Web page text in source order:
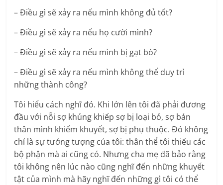
– Điều gì sẽ xảy ra nếu mình không đủ tốt?
– Điều gì sẽ xảy ra nếu họ cười mình?
– Điều gì sẽ xảy ra nếu mình bị gạt bò?
– Điều gì sẽ xảy ra nếu mình không thể duy trì
những thành công?
Tôi hiểu cách nghĩ đó. Khi lớn lên tôi đã phải đương
đầu với nỗi sợ khủng khiếp sợ bị loại bỏ, sợ bản
thân mình khiếm khuyết, sợ bị phụ thuộc. Đó không
chỉ là sự tưởng tượng của tôi: thân thể tôi thiếu các
bộ phận mà ai cũng có. Nhưng cha mẹ đã bảo rằng
tôi không nên lúc nào cũng nghĩ đến những khuyết
tật của mình mà hãy nghĩ đến những gì tôi có thể